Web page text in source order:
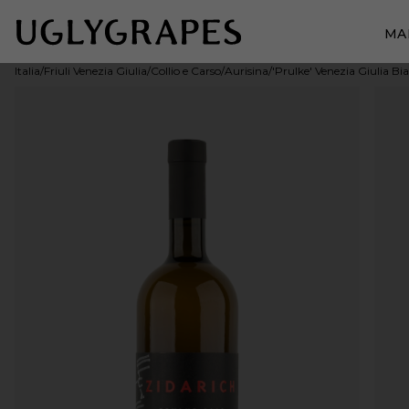
Italia/Friuli Venezia Giulia/Collio e Carso/Aurisina/'Prulke' Venezia Giulia